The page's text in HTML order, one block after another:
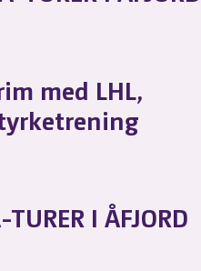
med LHL,
TURER I ÅFJORD